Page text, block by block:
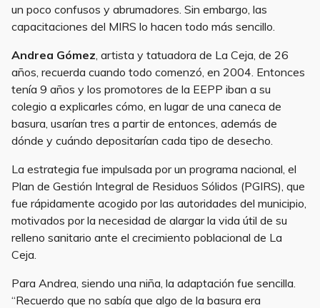
un poco confusos y abrumadores. Sin embargo, las
capacitaciones del MIRS lo hacen todo más sencillo.
Andrea Gómez , artista y tatuadora de La Ceja, de 26
años, recuerda cuando todo comenzó, en 2004. Entonces
tenía 9 años y los promotores de la EEPP iban a su
colegio a explicarles cómo, en lugar de una caneca de
basura, usarían tres a partir de entonces, además de
dónde y cuándo depositarían cada tipo de desecho.
La estrategia fue impulsada por un programa nacional, el
Plan de Gestión Integral de Residuos Sólidos (PGIRS), que
fue rápidamente acogido por las autoridades del municipio,
motivados por la necesidad de alargar la vida útil de su
relleno sanitario ante el crecimiento poblacional de La
Ceja.
Para Andrea, siendo una niña, la adaptación fue sencilla.
“Recuerdo que no sabía que algo de la basura era